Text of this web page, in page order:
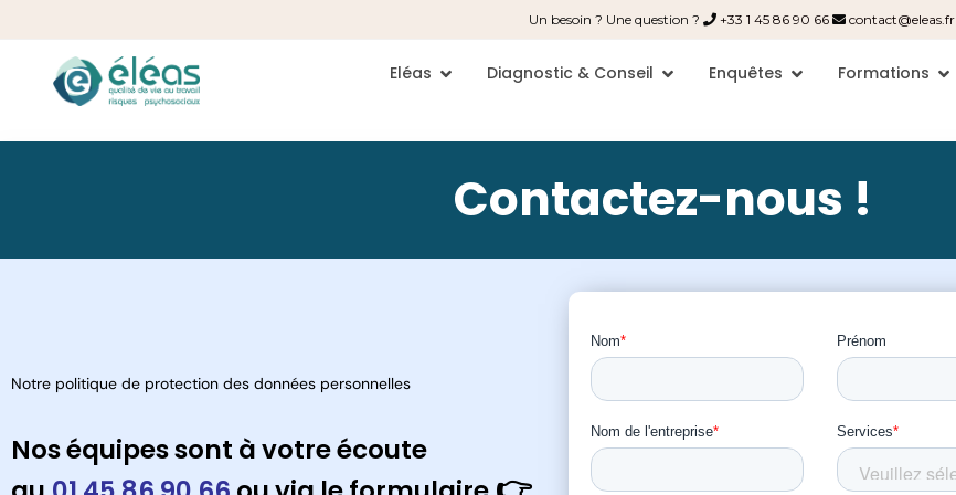
Un besoin ? Une question ? +33 1 45 86 90 66 contact@eleas.fr
Eléas Diagnostic & Conseil Enquêtes Formations
Contactez-nous !
Notre politique de protection des données personnelles
Nos équipes sont à votre écoute